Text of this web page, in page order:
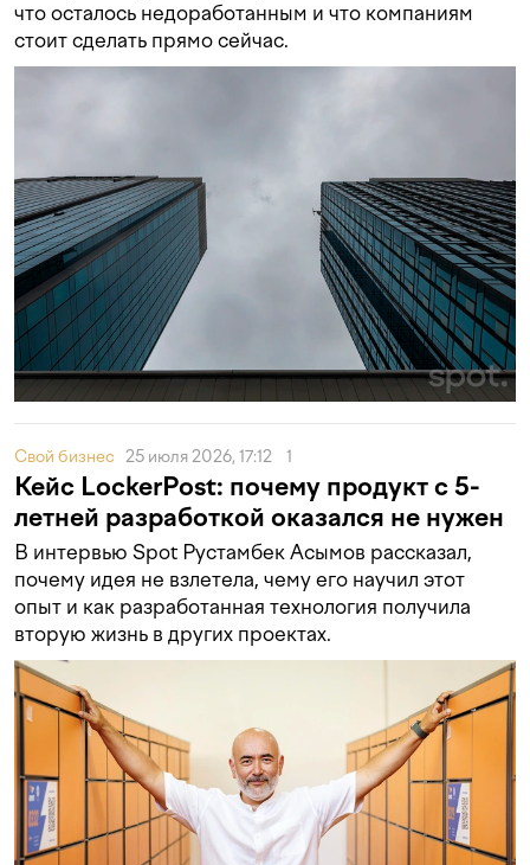
что осталось недоработанным и что компаниям
стоит сделать прямо сейчас.
Свой бизнес 25 июля 2026, 17:12 1
Кейс LockerPost: почему продукт с 5-
летней разработкой оказался не нужен
В интервью Spot Рустамбек Асымов рассказал,
почему идея не взлетела, чему его научил этот
опыт и как разработанная технология получила
вторую жизнь в других проектах.